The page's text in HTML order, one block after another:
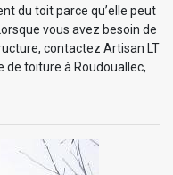
du toit parce qu’elle peut
vous avez besoin de
contactez Artisan LT
de toiture à Roudouallec,